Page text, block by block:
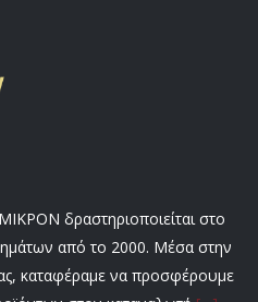
δραστηριοποιείται στο
από το 2000. Μέσα στην
καταφέραμε να προσφέρουμε